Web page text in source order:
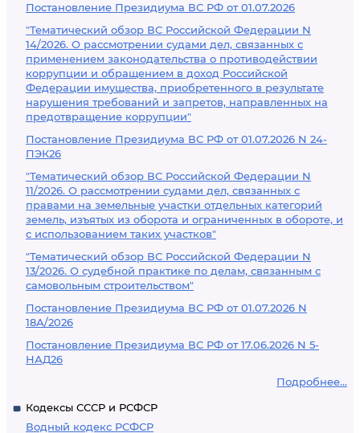
Постановление Президиума ВС РФ от 01.07.2026
"Тематический обзор ВС Российской Федерации N
14/2026. О рассмотрении судами дел, связанных с
применением законодательства о противодействии
коррупции и обращением в доход Российской
Федерации имущества, приобретенного в результате
нарушения требований и запретов, направленных на
предотвращение коррупции"
Постановление Президиума ВС РФ от 01.07.2026 N 24-
ПЭК26
"Тематический обзор ВС Российской Федерации N
11/2026. О рассмотрении судами дел, связанных с
правами на земельные участки отдельных категорий
земель, изъятых из оборота и ограниченных в обороте, и
с использованием таких участков"
"Тематический обзор ВС Российской Федерации N
13/2026. О судебной практике по делам, связанным с
самовольным строительством"
Постановление Президиума ВС РФ от 01.07.2026 N
18А/2026
Постановление Президиума ВС РФ от 17.06.2026 N 5-
НАД26
Подробнее...
Кодексы СССР и РСФСР
Водный кодекс РСФСР